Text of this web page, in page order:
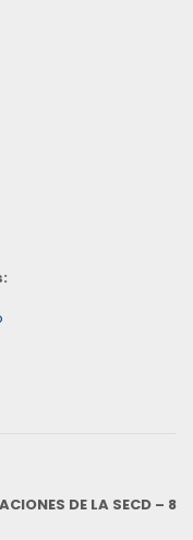
DE LA SECD – 8